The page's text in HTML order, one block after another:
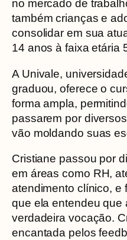
no mercado de
também crianças e
consolidar em sua
14 anos à faixa etária
A Univale,
graduou, oferece o
forma ampla,
passarem por
vão moldando suas
Cristiane passou por
em áreas como RH,
atendimento clínico, e
que ela entendeu que
verdadeira vocação.
encantada pelos